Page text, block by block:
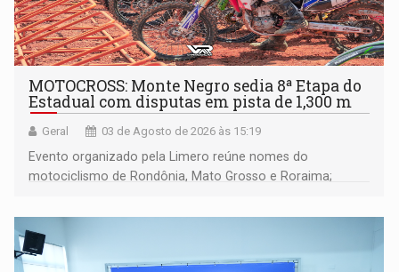
MOTOCROSS: Monte Negro sedia 8ª Etapa do
Estadual com disputas em pista de 1,300 m
Geral 03 de Agosto de 2026 às 15:19
Evento organizado pela Limero reúne nomes do
motociclismo de Rondônia, Mato Grosso e Roraima;